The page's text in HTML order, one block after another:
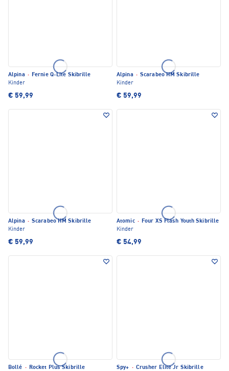
Alpina · Fernie Q-Lite Skibrille
Kinder
€ 59,99
Alpina · Scarabeo HM Skibrille
Kinder
€ 59,99
Alpina · Scarabeo HM Skibrille
Kinder
€ 59,99
Atomic · Four XS Flash Youth Skibrille
Kinder
€ 54,99
Bollé · Rocket Plus Skibrille Spy+ · Crusher Elite Jr Skibrille